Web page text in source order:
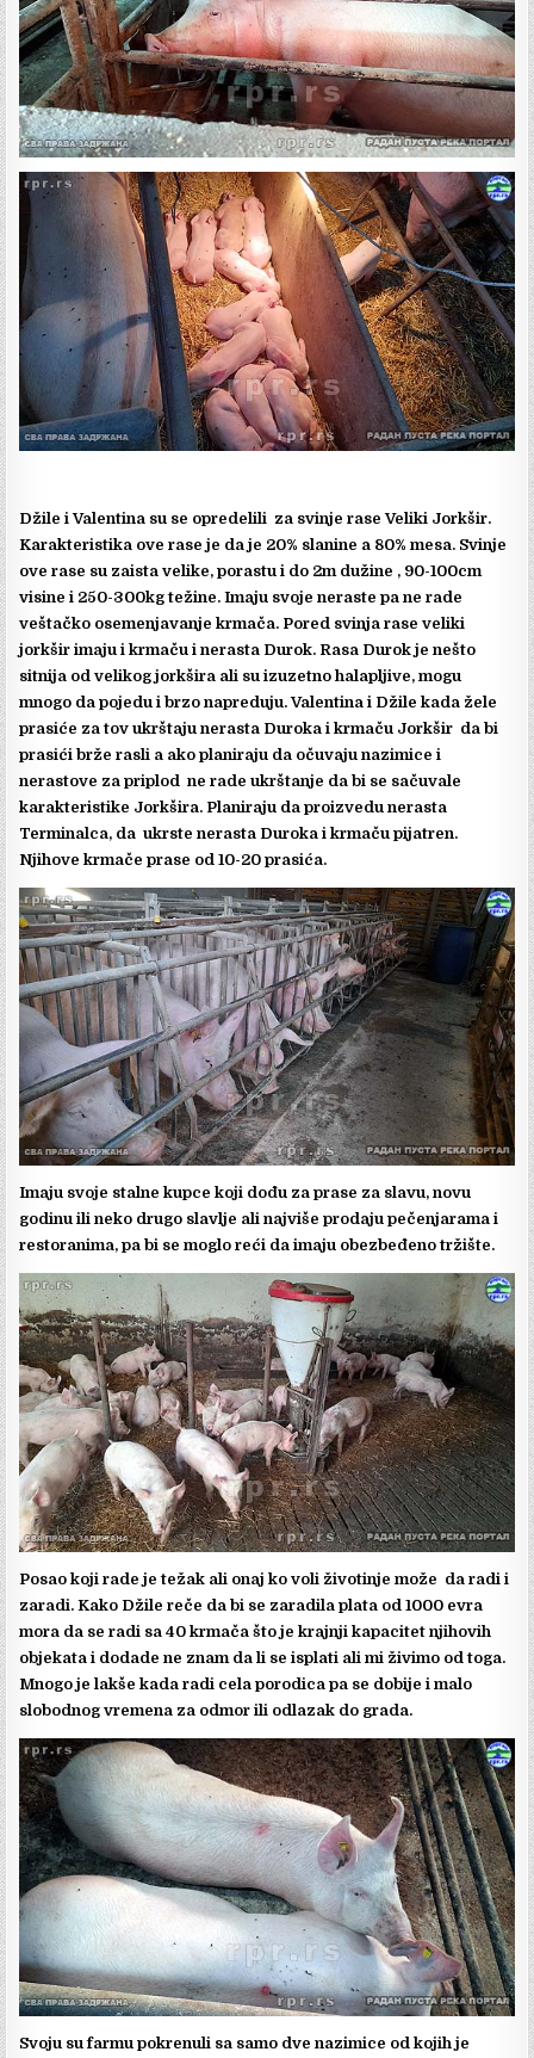
Džile i Valentina su se opredelili za svinje rase Veliki Jorkšir.
Karakteristika ove rase je da je 20% slanine a 80% mesa. Svinje
ove rase su zaista velike, porastu i do 2m dužine , 90-100cm
visine i 250-300kg težine. Imaju svoje neraste pa ne rade
veštačko osemenjavanje krmača. Pored svinja rase veliki
jorkšir imaju i krmaču i nerasta Durok. Rasa Durok je nešto
sitnija od velikog jorkšira ali su izuzetno halapljive, mogu
mnogo da pojedu i brzo napreduju. Valentina i Džile kada žele
prasiće za tov ukrštaju nerasta Duroka i krmaču Jorkšir da bi
prasići brže rasli a ako planiraju da očuvaju nazimice i
nerastove za priplod ne rade ukrštanje da bi se sačuvale
karakteristike Jorkšira. Planiraju da proizvedu nerasta
Terminalca, da ukrste nerasta Duroka i krmaču pijatren.
Njihove krmače prase od 10-20 prasića.
Imaju svoje stalne kupce koji dođu za prase za slavu, novu
godinu ili neko drugo slavlje ali najviše prodaju pečenjarama i
restoranima, pa bi se moglo reći da imaju obezbeđeno tržište.
Posao koji rade je težak ali onaj ko voli životinje može da radi i
zaradi. Kako Džile reče da bi se zaradila plata od 1000 evra
mora da se radi sa 40 krmača što je krajnji kapacitet njihovih
objekata i dodade ne znam da li se isplati ali mi živimo od toga.
Mnogo je lakše kada radi cela porodica pa se dobije i malo
slobodnog vremena za odmor ili odlazak do grada.
Svoju su farmu pokrenuli sa samo dve nazimice od kojih je